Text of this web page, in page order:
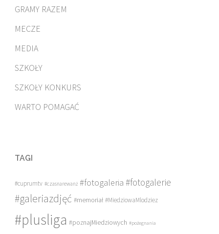
GRAMY RAZEM
MECZE
MEDIA
SZKOŁY
SZKOŁY KONKURS
WARTO POMAGAĆ
TAGI
#cuprumtv #czasnarewanż #fotogaleria #fotogalerie
#galeriazdjęć #memoriał #MiedziowaMlodziez
#plusliga #poznajMiedziowych #pożegnania